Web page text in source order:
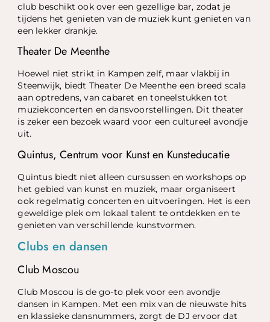
club beschikt ook over een gezellige bar, zodat je
tijdens het genieten van de muziek kunt genieten van
een lekker drankje.
Theater De Meenthe
Hoewel niet strikt in Kampen zelf, maar vlakbij in
Steenwijk, biedt Theater De Meenthe een breed scala
aan optredens, van cabaret en toneelstukken tot
muziekconcerten en dansvoorstellingen. Dit theater
is zeker een bezoek waard voor een cultureel avondje
uit.
Quintus, Centrum voor Kunst en Kunsteducatie
Quintus biedt niet alleen cursussen en workshops op
het gebied van kunst en muziek, maar organiseert
ook regelmatig concerten en uitvoeringen. Het is een
geweldige plek om lokaal talent te ontdekken en te
genieten van verschillende kunstvormen.
Clubs en dansen
Club Moscou
Club Moscou is de go-to plek voor een avondje
dansen in Kampen. Met een mix van de nieuwste hits
en klassieke dansnummers, zorgt de DJ ervoor dat